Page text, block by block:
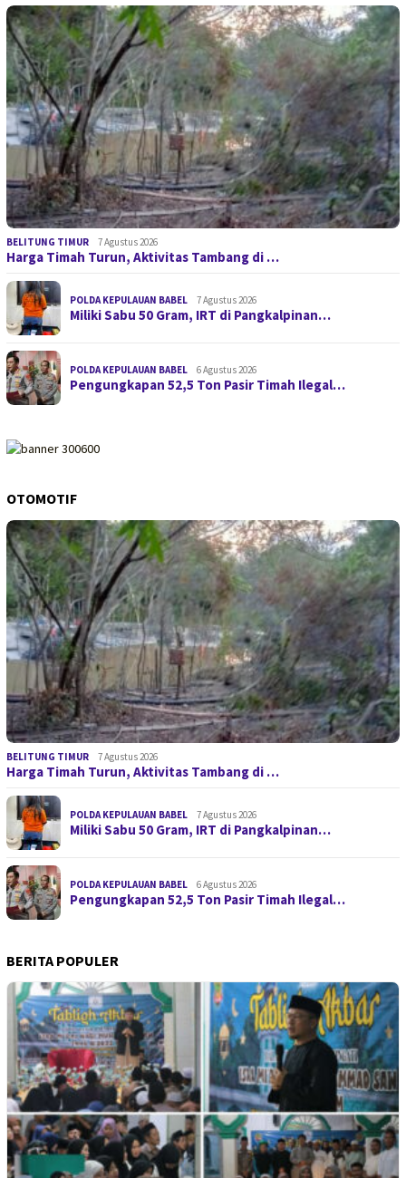
BELITUNG TIMUR 7 Agustus 2026
Harga Timah Turun, Aktivitas Tambang di …
POLDA KEPULAUAN BABEL 7 Agustus 2026
Miliki Sabu 50 Gram, IRT di Pangkalpinan…
POLDA KEPULAUAN BABEL 6 Agustus 2026
Pengungkapan 52,5 Ton Pasir Timah Ilegal…
OTOMOTIF
BELITUNG TIMUR 7 Agustus 2026
Harga Timah Turun, Aktivitas Tambang di …
POLDA KEPULAUAN BABEL 7 Agustus 2026
Miliki Sabu 50 Gram, IRT di Pangkalpinan…
POLDA KEPULAUAN BABEL 6 Agustus 2026
Pengungkapan 52,5 Ton Pasir Timah Ilegal…
BERITA POPULER